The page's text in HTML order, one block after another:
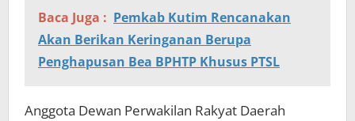
Baca Juga : Pemkab Kutim Rencanakan
Akan Berikan Keringanan Berupa
Penghapusan Bea BPHTP Khusus PTSL
Anggota Dewan Perwakilan Rakyat Daerah